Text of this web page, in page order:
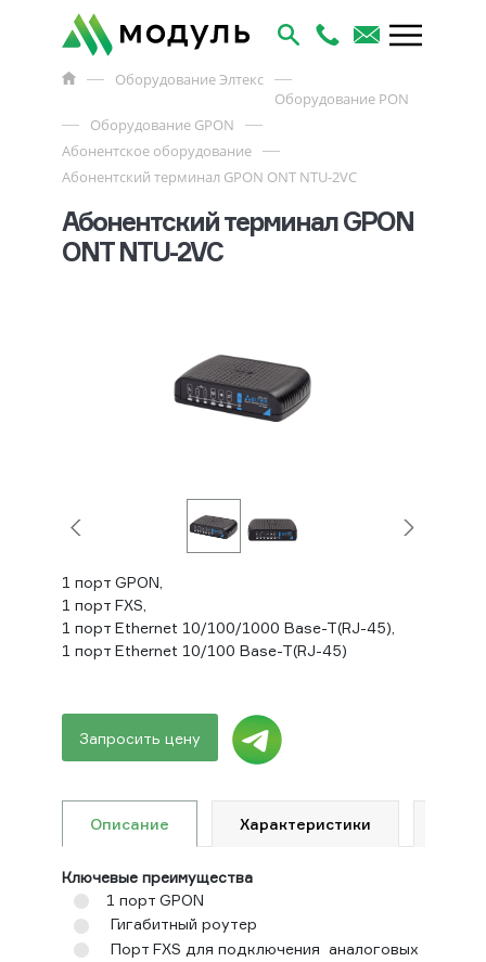
Оборудование Элтекс
Оборудование PON
Оборудование GPON
Абонентское оборудование
Абонентский терминал GPON ONT NTU-2VC
Абонентский терминал GPON
ONT NTU-2VC
1 порт GPON,
1 порт FXS,
1 порт Ethernet 10/100/1000 Base-T(RJ-45),
1 порт Ethernet 10/100 Base-T(RJ-45)
Запросить цену
Описание Характеристики
Ключевые преимущества
1 порт GPON
Гигабитный роутер
Порт FXS для подключения аналоговых